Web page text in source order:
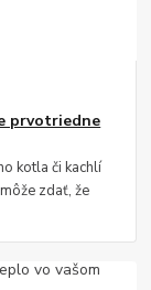
prvotriedne
kotla či kachlí
zdať, že